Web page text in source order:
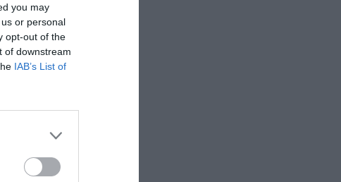
you may
or personal
opt-out of the
of downstream
IAB’s List of
Θεσσαλονίκη